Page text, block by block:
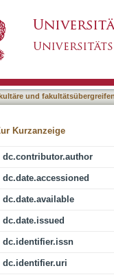
und
Kurzanzeige
dc.contributor.author
dc.date.accessioned
dc.date.available
dc.date.issued
dc.identifier.issn
dc.identifier.uri